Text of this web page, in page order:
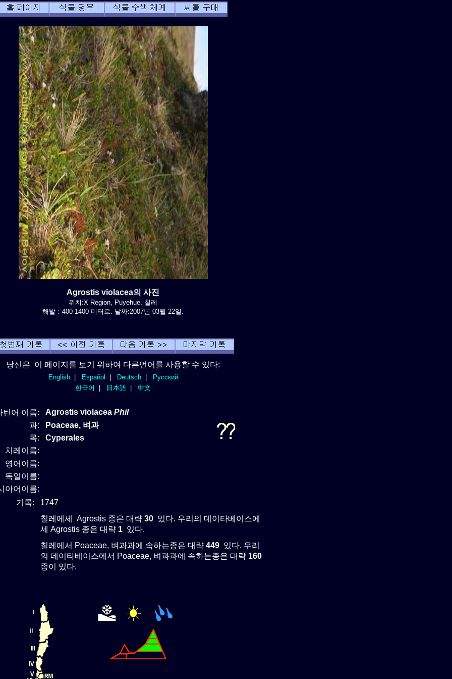
Agrostis violacea의 사진
위치:X Region, Puyehue, 칠레
해발：400-1400 미터르. 날짜:2007년 03월 22일.
당신은 이 페이지를 보기 위하여 다른언어를 사용할 수 있다:
English| Español Deutsch|
Русский
한국어
日本語 中文
틴어 이름: Agrostis violacea Phil
과:
Poaceae, 벼과
목:
Cyperales
치레이름:
영어이름:
독일이름:
아어이름:
기록:
1747
칠레에세 Agrostis 종은 대략 30 있다. 우리의 데이타베이스에
세 Agrostis 종은 대략 1 있다.
칠레에서 Poaceae, 벼과과에 속하는종은 대략 449 있다. 우리
의 데이타베이스에서 Poaceae, 벼과과에 속하는종은 대략 160
종이 있다.